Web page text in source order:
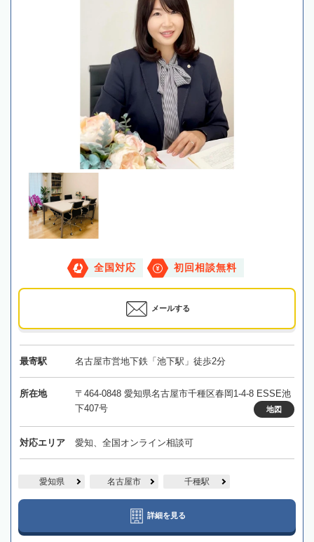
全国対応 初回相談無料
メールする
最寄駅 名古屋市営地下鉄「池下駅」徒歩2分
所在地
〒464-0848 愛知県名古屋市千種区春岡1-4-8 ESSE池
下407号
地図
対応エリア 愛知、全国オンライン相談可
愛知県 名古屋市 千種駅
詳細を見る